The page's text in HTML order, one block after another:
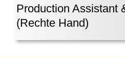
Production Assistant
(Rechte Hand)